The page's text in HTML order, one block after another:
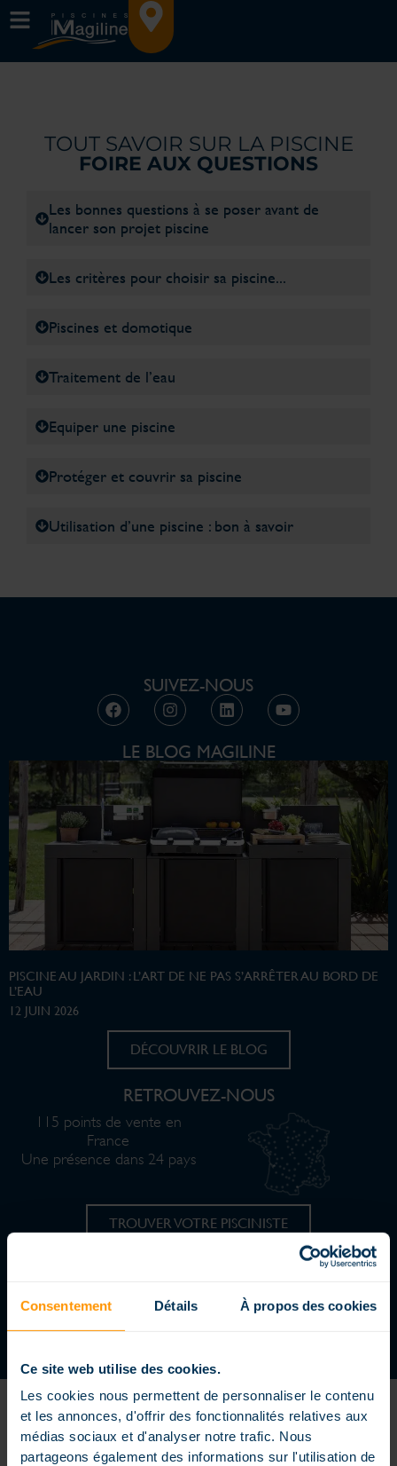
Consentement Détails À propos des cookies
Ce site web utilise des cookies.
Les cookies nous permettent de personnaliser le contenu
et les annonces, d'offrir des fonctionnalités relatives aux
médias sociaux et d'analyser notre trafic. Nous
partageons également des informations sur l'utilisation de
TOUT SAVOIR SUR LA PISCINE
FOIRE AUX QUESTIONS
Les bonnes questions à se poser avant de
lancer son projet piscine
Les critères pour choisir sa piscine...
Piscines et domotique
Traitement de l’eau
Equiper une piscine
Protéger et couvrir sa piscine
Utilisation d’une piscine : bon à savoir
SUIVEZ-NOUS
LE BLOG MAGILINE
PISCINE AU JARDIN : L’ART DE NE PAS S’ARRÊTER AU BORD DE
L’EAU
12 JUIN 2026
DÉCOUVRIR LE BLOG
RETROUVEZ-NOUS
115 points de vente en
France
Une présence dans 24 pays
TROUVER VOTRE PISCINISTE
REJOIGNEZ UN RÉSEAU DYNAMIQUE